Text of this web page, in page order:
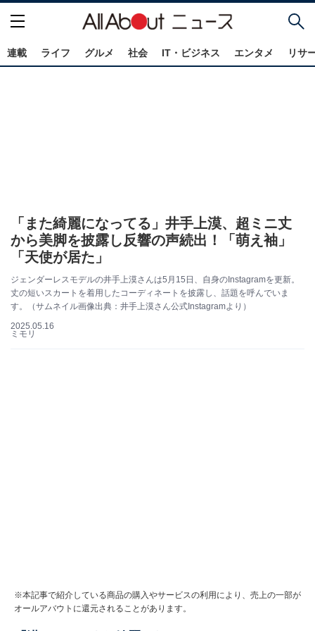
連載 ライフ グルメ 社会 IT・ビジネス エンタメ リサ
「また綺麗になってる」井手上漠、超ミニ丈
から美脚を披露し反響の声続出！「萌え袖」
「天使が居た」
ジェンダーレスモデルの井手上漠さんは5月15日、自身のInstagramを更新。
丈の短いスカートを着用したコーディネートを披露し、話題を呼んでいま
す。（サムネイル画像出典：井手上漠さん公式Instagramより）
2025.05.16
ミモリ
※本記事で紹介している商品の購入やサービスの利用により、売上の一部が
オールアバウトに還元されることがあります。